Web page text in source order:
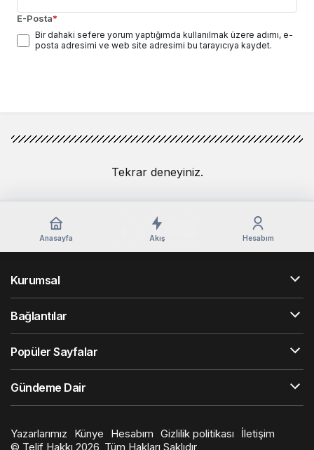
E-Posta*
Bir dahaki sefere yorum yaptığımda kullanılmak üzere adımı, e-
posta adresimi ve web site adresimi bu tarayıcıya kaydet.
Tekrar deneyiniz.
Anasayfa Akış Hesabım
Kurumsal
Bağlantılar
Popüler Sayfalar
Gündeme Dair
Yazarlarımız Künye Hesabım Gizlilik politikası
İletişim
© Telif Hakkı 2026, Tüm Hakları Saklıdır